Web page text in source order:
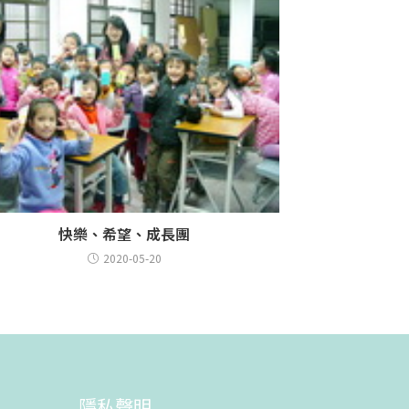
快樂、希望、成長團
2020-05-20